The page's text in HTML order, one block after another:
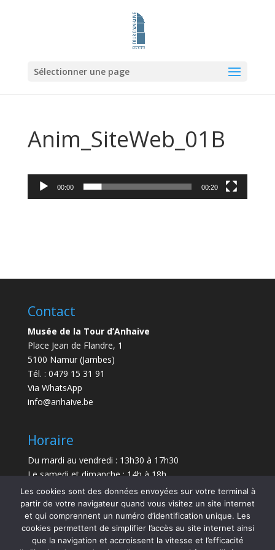
Sélectionner une page
Anim_SiteWeb_01B
Lecteur
00:00 00:20
Contact
Musée de la Tour d’Anhaive
Place Jean de Flandre, 1
5100 Namur (Jambes)
Tél. : 0479 15 31 91
Via WhatsApp
info@anhaive.be
Horaire
Du mardi au vendredi : 13h30 à 17h30
Le samedi et dimanche : 14h à 18h
Durée de la visite : entre 30 minutes et 1 h
Le Musée sera exceptionnellement fermé le 21 juillet
et le 15 août 2026.
Les cookies sont des données envoyées sur votre terminal à
partir de votre navigateur quand vous visitez un site internet
et qui comprennent un numéro d’identification unique. Les
cookies permettent de simplifier l’accès au site internet ainsi
que la navigation et accroissent la vitesse et l’efficacité